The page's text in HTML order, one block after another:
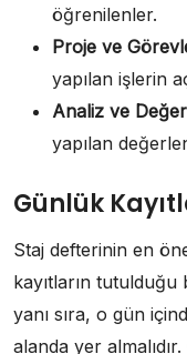
öğrenilenler.
Proje ve
yapılan işlerin
Analiz ve
yapılan
Günlük
Staj defterinin en
kayıtların
yanı sıra, o gün
alanda yer